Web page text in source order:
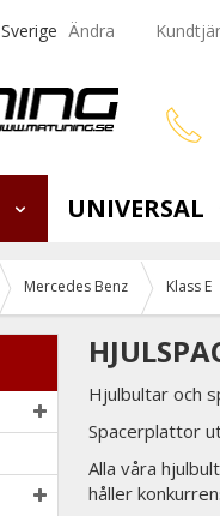
Sverige Ändra
UNIVERSAL
Mercedes Benz Klass E
Hjulbultar och
Spacerplattor
Alla våra
håller